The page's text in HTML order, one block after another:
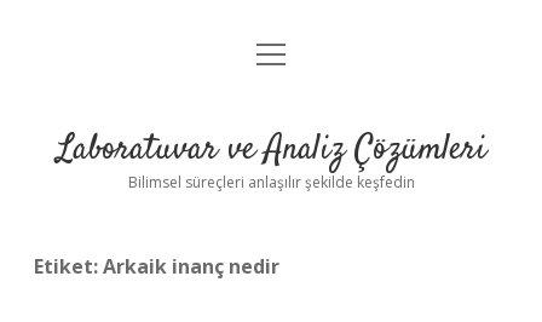
Anasayfa
Yasal Uyarı
menüyü
Laboratuvar ve Analiz Çözümleri
Bilimsel süreçleri anlaşılır şekilde keşfedin
Etiket:Arkaik inanç nedir